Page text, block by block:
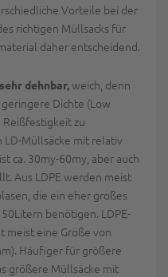
Vorteile bei der
richtigen Müllsacks für
daher entscheidend.
dehnbar, weich, denn
Dichte (Low
zu
Müllsäcke mit relativ
ca. 30my-60my, aber auch
Aus LDPE werden meist
die ein eher großes
benötigen. LDPE-
meist eine Größe von
Häufiger für größere
größere Müllsäcke mit